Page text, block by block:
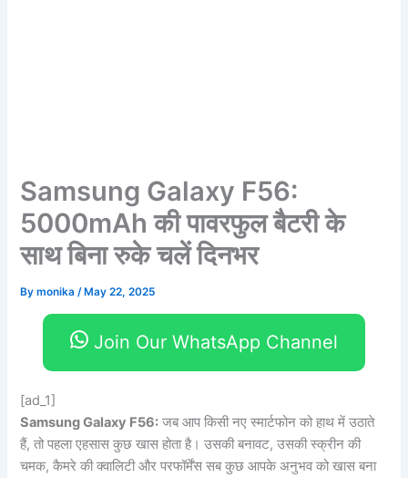
Samsung Galaxy F56:
5000mAh की पावरफुल बैटरी के
साथ बिना रुके चलें दिनभर
Bymonika/ May 22, 2025
Join Our WhatsApp Channel
[ad_1]
Samsung Galaxy F56: जब आप किसी नए स्मार्टफोन को हाथ में उठाते
हैं, तो पहला एहसास कुछ खास होता है। उसकी बनावट, उसकी स्क्रीन की
चमक, कैमरे की क्वालिटी और परफॉर्मेंस सब कुछ आपके अनुभव को खास बना